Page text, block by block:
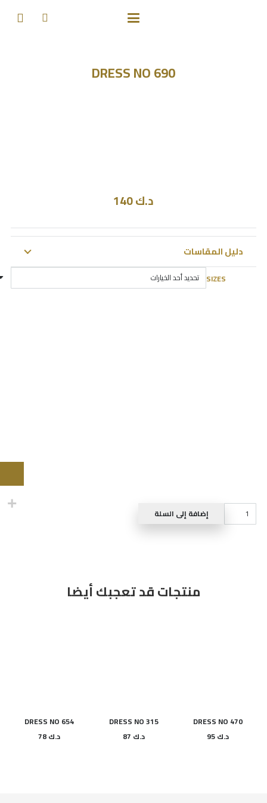
DRESS NO 690
د.ك
دليل المقاسات
SIZES
كمية
DRESS
إضافة إلى السلة
منتجات قد تعجبك أيضا
DRESS NO 470
د.ك95
DRESS NO 315
د.ك
DRESS NO 654
د.ك